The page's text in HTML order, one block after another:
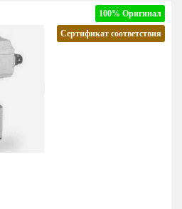
100% Оригинал
Сертификат соответствия